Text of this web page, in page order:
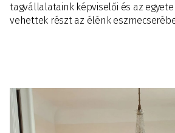
tagvállalataink képviselői és az
vehettek részt az élénk